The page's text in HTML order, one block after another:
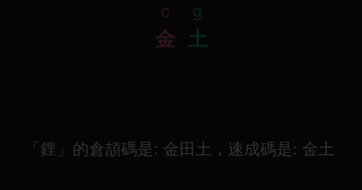
c
金
g
土
「鋰」的倉頡碼是: 金田土，速成碼是: 金土